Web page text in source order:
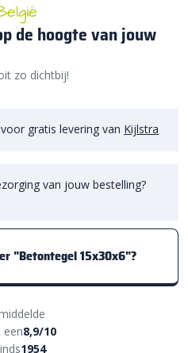
de hoogte van jouw
zo dichtbij!
voor gratis levering van Kijlstra
van jouw bestelling?
"Betontegel 15x30x6"?
een8,9/10
1954